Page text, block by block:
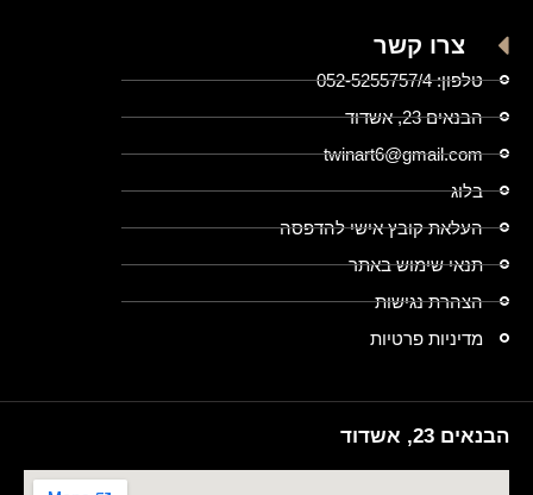
צרו קשר
טלפון: 052-5255757/4
הבנאים 23, אשדוד
twinart6@gmail.com
בלוג
העלאת קובץ אישי להדפסה
תנאי שימוש באתר
הצהרת נגישות
מדיניות פרטיות
הבנאים 23, אשדוד